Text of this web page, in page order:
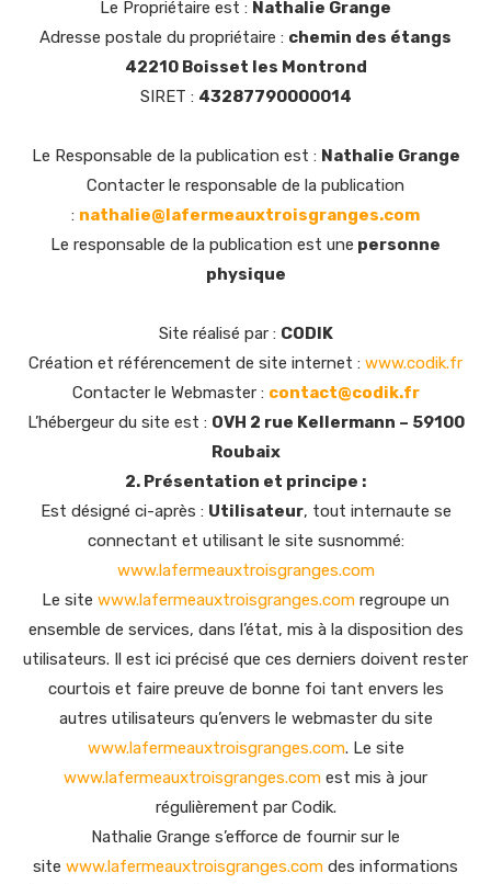
Le Propriétaire est : Nathalie Grange
Adresse postale du propriétaire : chemin des étangs
42210 Boisset les Montrond
SIRET : 43287790000014
Le Responsable de la publication est : Nathalie Grange
Contacter le responsable de la publication
: nathalie@lafermeauxtroisgranges.com
Le responsable de la publication est une personne
physique
Site réalisé par : CODIK
Création et référencement de site internet : www.codik.fr
Contacter le Webmaster : contact@codik.fr
L’hébergeur du site est : OVH 2 rue Kellermann – 59100
Roubaix
2. Présentation et principe :
Est désigné ci-après : Utilisateur, tout internaute se
connectant et utilisant le site susnommé:
www.lafermeauxtroisgranges.com
Le site www.lafermeauxtroisgranges.com regroupe un
ensemble de services, dans l’état, mis à la disposition des
utilisateurs. Il est ici précisé que ces derniers doivent rester
courtois et faire preuve de bonne foi tant envers les
autres utilisateurs qu’envers le webmaster du site
www.lafermeauxtroisgranges.com. Le site
www.lafermeauxtroisgranges.com est mis à jour
régulièrement par Codik.
Nathalie Grange s’efforce de fournir sur le
site www.lafermeauxtroisgranges.com des informations